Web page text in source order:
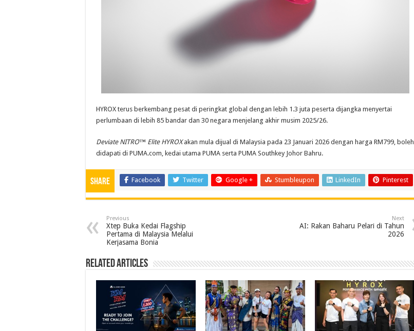
HYROX terus berkembang pesat di peringkat global dengan lebih 1.3 juta peserta dijangka menyertai
perlumbaan di lebih 85 bandar dan 30 negara menjelang akhir musim 2025/26.
Deviate NITRO™ Elite HYROXakan mula dijual di Malaysia pada 23 Januari 2026 dengan harga RM799, boleh
didapati di PUMA.com, kedai utama PUMA serta PUMA Southkey Johor Bahru.
Share Facebook Twitter Google + Stumbleupon LinkedIn Pinterest
Previous
Xtep Buka Kedai Flagship
Pertama di Malaysia Melalui
Kerjasama Bonia
Next
AI: Rakan Baharu Pelari di Tahun
2026
Related Articles